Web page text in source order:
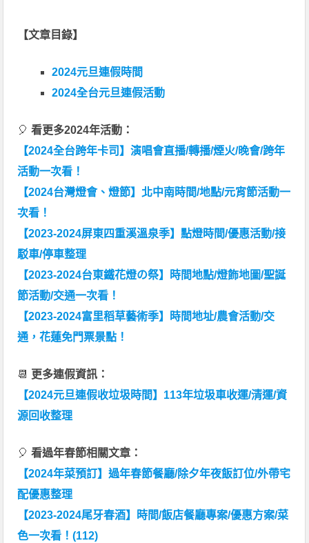
【文章目錄】
2024元旦連假時間
2024全台元旦連假活動
🎈看更多2024年活動：
【2024全台跨年卡司】演唱會直播/轉播/煙火/晚會/跨年
活動一次看！
【2024台灣燈會、燈節】北中南時間/地點/元宵節活動一
次看！
【2023-2024屏東四重溪溫泉季】點燈時間/優惠活動/接
駁車/停車整理
【2023-2024台東鐵花燈の祭】時間地點/燈飾地圖/聖誕
節活動/交通一次看！
【2023-2024富里稻草藝術季】時間地址/農會活動/交
通，花蓮免門票景點！
📆 更多連假資訊：
【2024元旦連假收垃圾時間】113年垃圾車收運/清運/資
源回收整理
🎈 看過年春節相關文章：
【2024年菜預訂】過年春節餐廳/除夕年夜飯訂位/外帶宅
配優惠整理
【2023-2024尾牙春酒】時間/飯店餐廳專案/優惠方案/菜
色一次看！(112)